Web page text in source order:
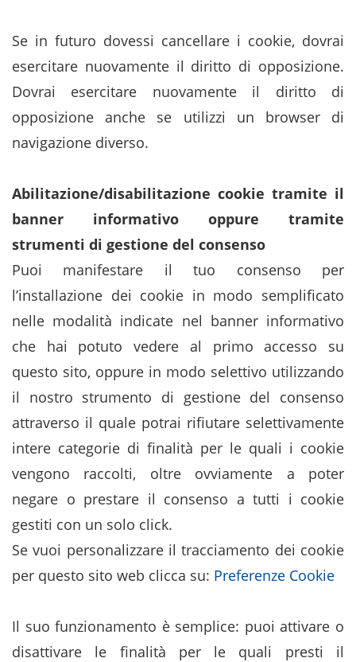
Se in futuro dovessi cancellare i cookie, dovrai
esercitare nuovamente il diritto di opposizione.
Dovrai esercitare nuovamente il diritto di
opposizione anche se utilizzi un browser di
navigazione diverso.
Abilitazione/disabilitazione cookie tramite il
banner informativo oppure tramite
strumenti di gestione del consenso
Puoi manifestare il tuo consenso per
l’installazione dei cookie in modo semplificato
nelle modalità indicate nel banner informativo
che hai potuto vedere al primo accesso su
questo sito, oppure in modo selettivo utilizzando
il nostro strumento di gestione del consenso
attraverso il quale potrai rifiutare selettivamente
intere categorie di finalità per le quali i cookie
vengono raccolti, oltre ovviamente a poter
negare o prestare il consenso a tutti i cookie
gestiti con un solo click.
Se vuoi personalizzare il tracciamento dei cookie
per questo sito web clicca su: Preferenze Cookie
Il suo funzionamento è semplice: puoi attivare o
disattivare le finalità per le quali presti il